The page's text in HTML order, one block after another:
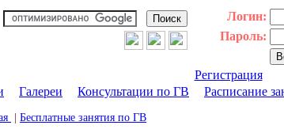
Логин:
Пароль:
Регистрация
Галереи Консультации по ГВ Расписание
Бесплатные занятия по ГВ